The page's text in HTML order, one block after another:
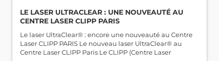
LE LASER ULTRACLEAR : UNE NOUVEAUTÉ AU
CENTRE LASER CLIPP PARIS
Le laser UltraClear® : encore une nouveauté au Centre
Laser CLIPP PARIS Le nouveau laser UltraClear® au
Centre Laser CLIPP Paris Le CLIPP (Centre Laser